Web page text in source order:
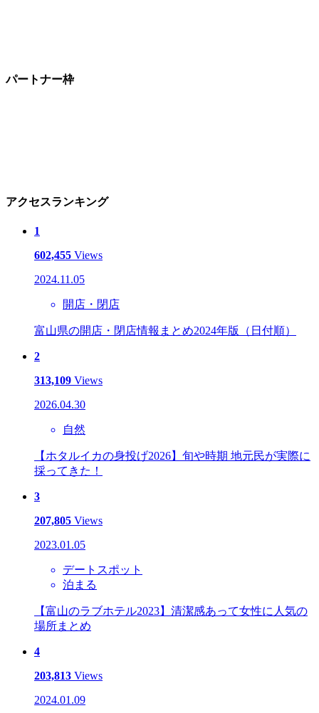
パートナー枠
アクセスランキング
1
602,455 Views
2024.11.05
開店・閉店
富山県の開店・閉店情報まとめ2024年版（日付順）
2
313,109 Views
2026.04.30
自然
【ホタルイカの身投げ2026】旬や時期 地元民が実際に
採ってきた！
3
207,805 Views
2023.01.05
デートスポット
泊まる
【富山のラブホテル2023】清潔感あって女性に人気の
場所まとめ
4
203,813 Views
2024.01.09